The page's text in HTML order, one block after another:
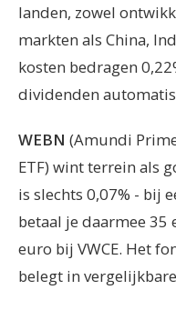
landen, zowel
markten als China,
kosten bedragen
dividenden
WEBN (Amundi
ETF) wint terrein als
is slechts 0,07% - bij
betaal je daarmee 35
euro bij VWCE. Het
belegt in